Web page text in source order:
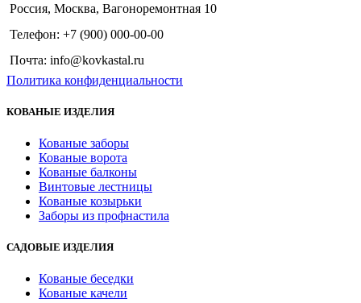
Россия, Москва, Вагоноремонтная 10
Телефон: +7 (900) 000-00-00
Почта: info@kovkastal.ru
Политика конфиденциальности
КОВАНЫЕ ИЗДЕЛИЯ
Кованые заборы
Кованые ворота
Кованые балконы
Винтовые лестницы
Кованые козырьки
Заборы из профнастила
САДОВЫЕ ИЗДЕЛИЯ
Кованые беседки
Кованые качели